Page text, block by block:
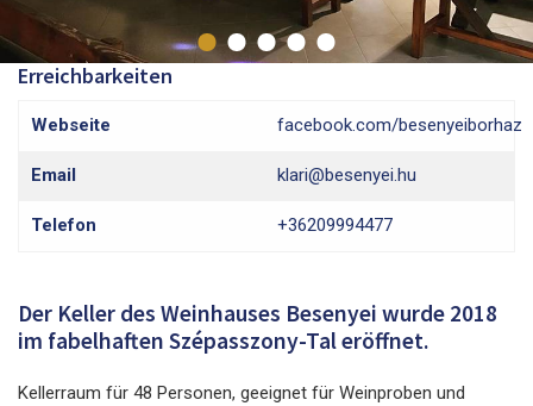
Erreichbarkeiten
Webseite facebook.com/besenyeiborhaz
Email klari@besenyei.hu
Telefon +36209994477
Der Keller des Weinhauses Besenyei wurde 2018
im fabelhaften Szépasszony-Tal eröffnet.
Kellerraum für 48 Personen, geeignet für Weinproben und